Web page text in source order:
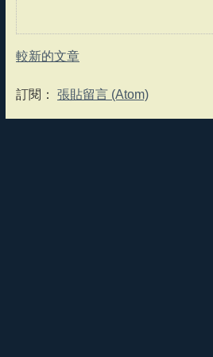
較新的文章
訂閱： 張貼留言 (Atom)